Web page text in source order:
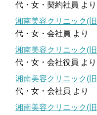
代・女・契約社員 より
湘南美容クリニック(
代・女・会社員 より
湘南美容クリニック(
代・女・会社役員 より
湘南美容クリニック(
代・女・会社員 より
湘南美容クリニック(